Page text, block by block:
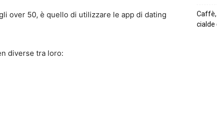
over 50, è quello di utilizzare le app di dating
diverse tra loro:
Caffè,
cialde